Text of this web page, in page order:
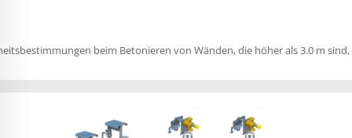
beim Betonieren von Wänden, die höher als 3.0 m